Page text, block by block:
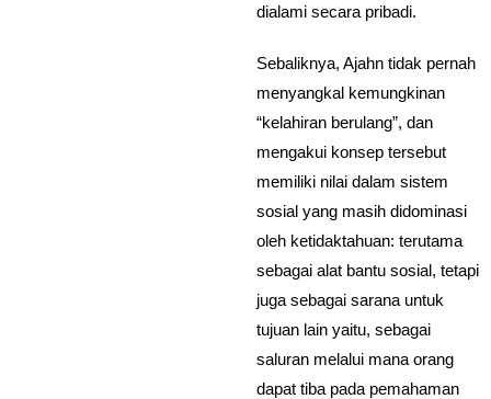
dialami secara pribadi.
Sebaliknya, Ajahn tidak pernah
menyangkal kemungkinan
“kelahiran berulang”, dan
mengakui konsep tersebut
memiliki nilai dalam sistem
sosial yang masih didominasi
oleh ketidaktahuan: terutama
sebagai alat bantu sosial, tetapi
juga sebagai sarana untuk
tujuan lain yaitu, sebagai
saluran melalui mana orang
dapat tiba pada pemahaman